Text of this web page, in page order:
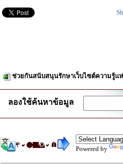
ช่วยกันสนับสนุนรักษาเว็บไซต์ความรู้แ
ลองใช้ค้นหาข้อมูล
Powered by